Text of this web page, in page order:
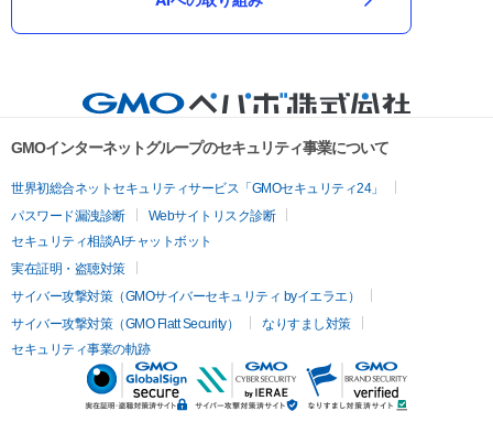
GMOインターネットグループのセキュリティ事業について
世界初総合ネットセキュリティサービス「GMOセキュリティ24」
パスワード漏洩診断
Webサイトリスク診断
セキュリティ相談AIチャットボット
実在証明・盗聴対策
サイバー攻撃対策（GMOサイバーセキュリティ byイエラエ）
サイバー攻撃対策（GMO Flatt Security）
なりすまし対策
セキュリティ事業の軌跡